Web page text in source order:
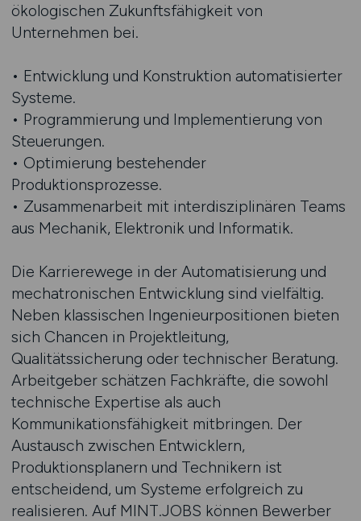
ökologischen Zukunftsfähigkeit von
Unternehmen bei.
• Entwicklung und Konstruktion automatisierter
Systeme.
• Programmierung und Implementierung von
Steuerungen.
• Optimierung bestehender
Produktionsprozesse.
• Zusammenarbeit mit interdisziplinären Teams
aus Mechanik, Elektronik und Informatik.
Die Karrierewege in der Automatisierung und
mechatronischen Entwicklung sind vielfältig.
Neben klassischen Ingenieurpositionen bieten
sich Chancen in Projektleitung,
Qualitätssicherung oder technischer Beratung.
Arbeitgeber schätzen Fachkräfte, die sowohl
technische Expertise als auch
Kommunikationsfähigkeit mitbringen. Der
Austausch zwischen Entwicklern,
Produktionsplanern und Technikern ist
entscheidend, um Systeme erfolgreich zu
realisieren. Auf MINT.JOBS können Bewerber